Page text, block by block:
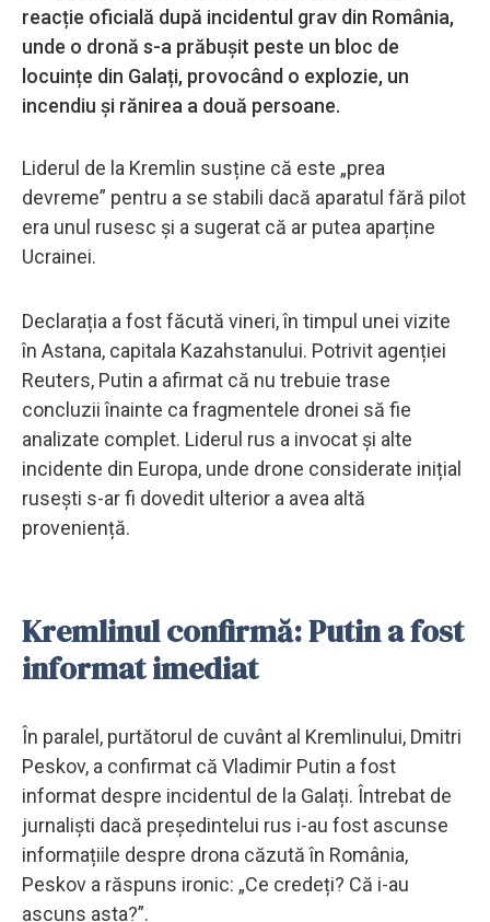
reacție oficială după incidentul grav din România,
unde o dronă s-a prăbușit peste un bloc de
locuințe din Galați, provocând o explozie, un
incendiu și rănirea a două persoane.
Liderul de la Kremlin susține că este „prea
devreme” pentru a se stabili dacă aparatul fără pilot
era unul rusesc și a sugerat că ar putea aparține
Ucrainei.
Declarația a fost făcută vineri, în timpul unei vizite
în Astana, capitala Kazahstanului. Potrivit agenției
Reuters, Putin a afirmat că nu trebuie trase
concluzii înainte ca fragmentele dronei să fie
analizate complet. Liderul rus a invocat și alte
incidente din Europa, unde drone considerate inițial
rusești s-ar fi dovedit ulterior a avea altă
proveniență.
Kremlinul confirmă: Putin a fost
informat imediat
În paralel, purtătorul de cuvânt al Kremlinului, Dmitri
Peskov, a confirmat că Vladimir Putin a fost
informat despre incidentul de la Galați. Întrebat de
jurnaliști dacă președintelui rus i-au fost ascunse
informațiile despre drona căzută în România,
Peskov a răspuns ironic: „Ce credeți? Că i-au
ascuns asta?”.